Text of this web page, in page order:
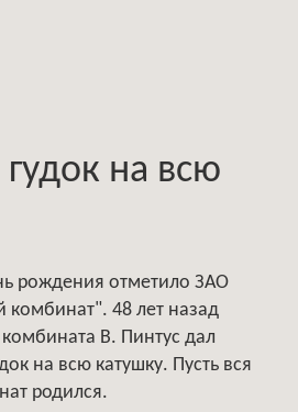
на всю
рождения отметило ЗАО
48 лет назад
В. Пинтус дал
на всю катушку. Пусть вся
родился.